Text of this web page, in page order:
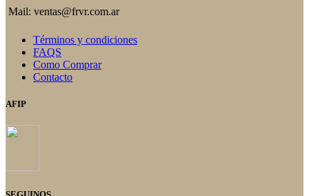
Mail: ventas@frvr.com.ar
Términos y condiciones
FAQS
Como Comprar
Contacto
AFIP